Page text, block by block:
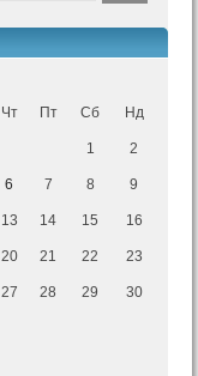
Чт Пт Сб Нд
1 2
6 7 8 9
13 14 15 16
20 21 22 23
27 28 29 30